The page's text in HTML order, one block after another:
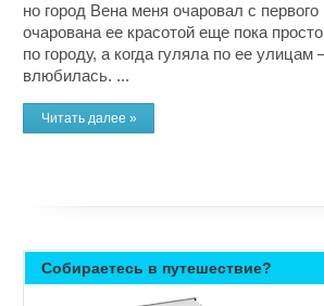
но город Вена меня очаровал с
очарована ее красотой еще пока
по городу, а когда гуляла по ее улицам
влюбилась. ...
Читать далее »
Собираетесь в путешествие?